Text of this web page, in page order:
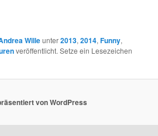
Willeunter2013,2014,Funny,
veröffentlicht. Setze ein Lesezeichen
von WordPress